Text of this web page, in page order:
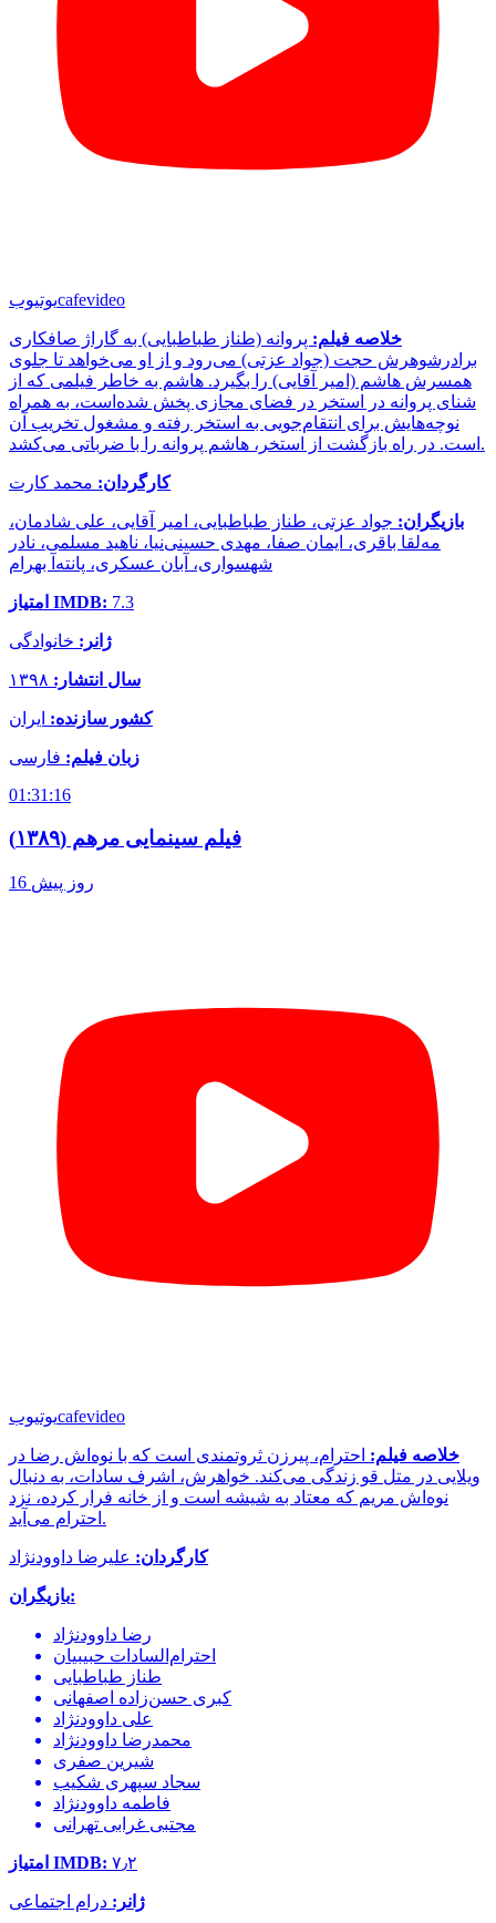
یوتیوبcafevideo
خلاصه فیلم: پروانه (طناز طباطبایی) به گاراژ صافکاری
برادرشوهرش حجت (جواد عزتی) می‌رود و از او می‌خواهد تا جلوی
همسرش هاشم (امیر آقایی) را بگیرد. هاشم به خاطر فیلمی که از
شنای پروانه در استخر در فضای مجازی پخش شده‌است، به همراه
نوچه‌هایش برای انتقام‌جویی به استخر رفته و مشغول تخریب آن
است. در راه بازگشت از استخر، هاشم پروانه را با ضرباتی می‌کشد.
کارگردان: محمد کارت
بازیگران: جواد عزتی، طناز طباطبایی، امیر آقایی، علی شادمان،
مه‌لقا باقری، ایمان صفا، مهدی حسینی‌نیا، ناهید مسلمی، نادر
شهسواری، آبان عسکری، پانته‌آ بهرام
امتیاز IMDB: 7.3
ژانر: خانوادگی
سال انتشار:
کشور سازنده: ایران
زبان فیلم: فارسی
01:31:16
فیلم سینمایی مرهم (۱۳۸۹)
16 روز پیش
یوتیوبcafevideo
خلاصه فیلم: احترام، پیرزن ثروتمندی است که با نوه‌اش رضا در
ویلایی در متل قو زندگی می‌کند. خواهرش، اشرف سادات، به دنبال
نوه‌اش مریم که معتاد به شیشه است و از خانه فرار کرده، نزد
احترام می‌آید.
کارگردان: علیرضا داوودنژاد
بازیگران:
رضا داوودنژاد
احترام‌السادات حبیبیان
طناز طباطبایی
کبری حسن‌زاده اصفهانی
علی داوودنژاد
محمدرضا داوودنژاد
شیرین صفری
سجاد سپهری شکیب
فاطمه داوودنژاد
مجتبی غرابی تهرانی
امتیاز IMDB: ۷٫۲
ژانر: درام اجتماعی